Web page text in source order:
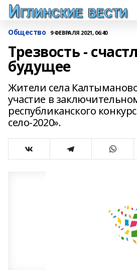
Общество 9 ФЕВРАЛЯ 2021, 06:40
Трезвость -
будущее
Жители села
участие в
республиканского
село-2020».